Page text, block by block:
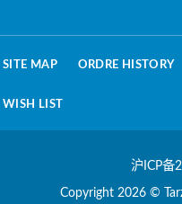
SITE MAP ORDRE HISTORY
WISH LIST
沪ICP备
Copyright 2026 ©